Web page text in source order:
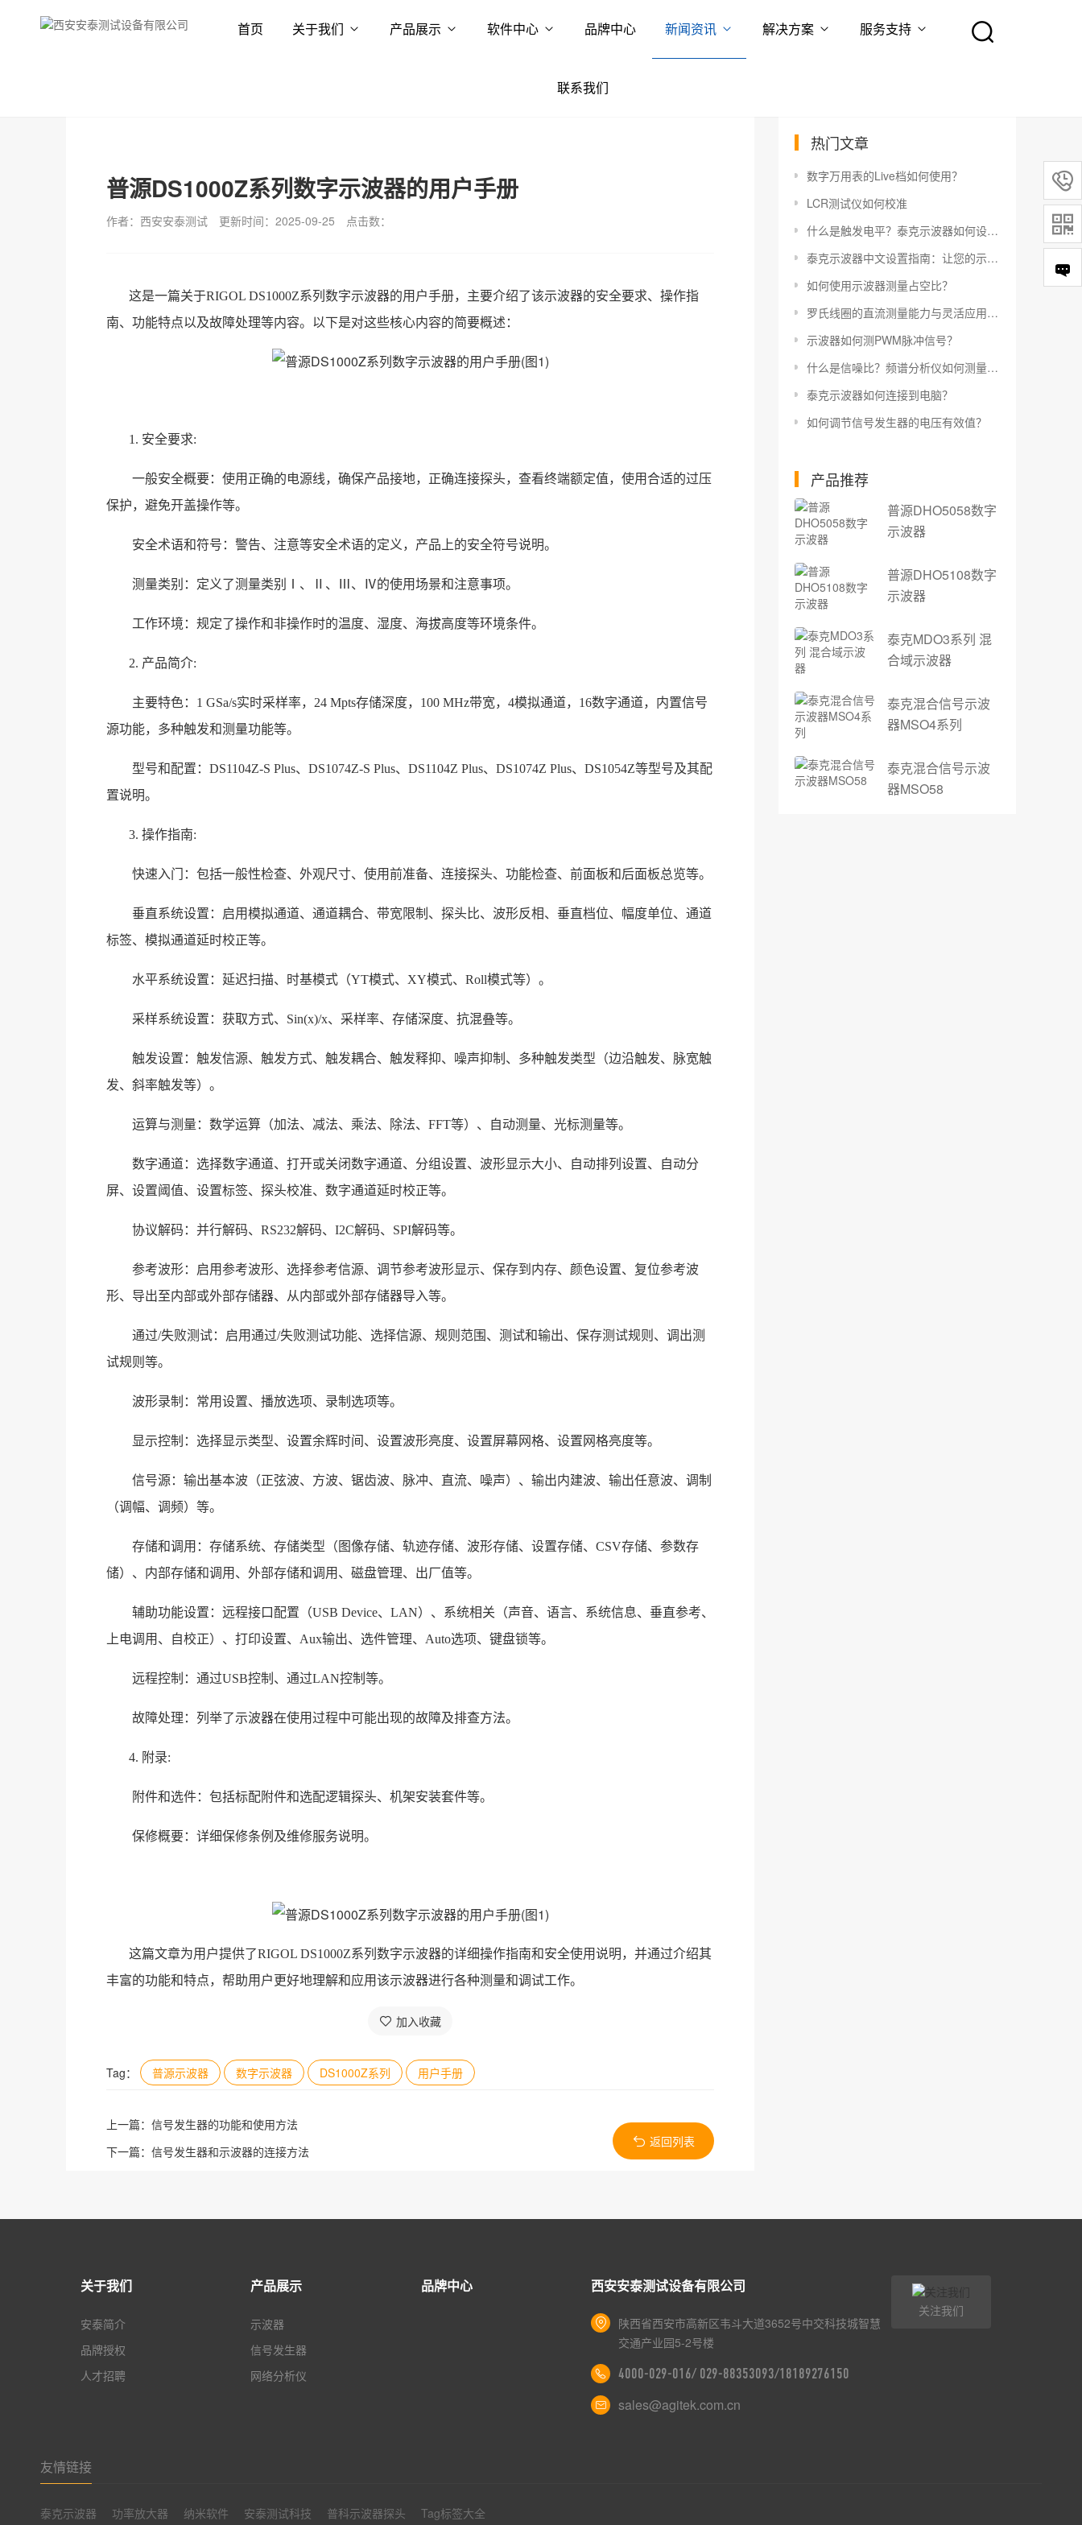
首页 关于我们 产品展示 软件中心 品牌中心 新闻资讯 解决方案 服务支持
联系我们
普源DS1000Z系列数字示波器的用户手册
作者：西安安泰测试 更新时间：2025-09-25 点击数：
这是一篇关于RIGOL DS1000Z系列数字示波器的用户手册，主要介绍了该示波器的安全要求、操作指
南、功能特点以及故障处理等内容。以下是对这些核心内容的简要概述：
1. 安全要求:
一般安全概要：使用正确的电源线，确保产品接地，正确连接探头，查看终端额定值，使用合适的过压
保护，避免开盖操作等。
安全术语和符号：警告、注意等安全术语的定义，产品上的安全符号说明。
测量类别：定义了测量类别Ⅰ、Ⅱ、Ⅲ、Ⅳ的使用场景和注意事项。
工作环境：规定了操作和非操作时的温度、湿度、海拔高度等环境条件。
2. 产品简介:
主要特色：1 GSa/s实时采样率，24 Mpts存储深度，100 MHz带宽，4模拟通道，16数字通道，内置信号
源功能，多种触发和测量功能等。
型号和配置：DS1104Z-S Plus、DS1074Z-S Plus、DS1104Z Plus、DS1074Z Plus、DS1054Z等型号及其配
置说明。
3. 操作指南:
快速入门：包括一般性检查、外观尺寸、使用前准备、连接探头、功能检查、前面板和后面板总览等。
垂直系统设置：启用模拟通道、通道耦合、带宽限制、探头比、波形反相、垂直档位、幅度单位、通道
标签、模拟通道延时校正等。
水平系统设置：延迟扫描、时基模式（YT模式、XY模式、Roll模式等）。
采样系统设置：获取方式、Sin(x)/x、采样率、存储深度、抗混叠等。
触发设置：触发信源、触发方式、触发耦合、触发释抑、噪声抑制、多种触发类型（边沿触发、脉宽触
发、斜率触发等）。
运算与测量：数学运算（加法、减法、乘法、除法、FFT等）、自动测量、光标测量等。
数字通道：选择数字通道、打开或关闭数字通道、分组设置、波形显示大小、自动排列设置、自动分
屏、设置阈值、设置标签、探头校准、数字通道延时校正等。
协议解码：并行解码、RS232解码、I2C解码、SPI解码等。
参考波形：启用参考波形、选择参考信源、调节参考波形显示、保存到内存、颜色设置、复位参考波
形、导出至内部或外部存储器、从内部或外部存储器导入等。
通过/失败测试：启用通过/失败测试功能、选择信源、规则范围、测试和输出、保存测试规则、调出测
试规则等。
波形录制：常用设置、播放选项、录制选项等。
显示控制：选择显示类型、设置余辉时间、设置波形亮度、设置屏幕网格、设置网格亮度等。
信号源：输出基本波（正弦波、方波、锯齿波、脉冲、直流、噪声）、输出内建波、输出任意波、调制
（调幅、调频）等。
存储和调用：存储系统、存储类型（图像存储、轨迹存储、波形存储、设置存储、CSV存储、参数存
储）、内部存储和调用、外部存储和调用、磁盘管理、出厂值等。
辅助功能设置：远程接口配置（USB Device、LAN）、系统相关（声音、语言、系统信息、垂直参考、
上电调用、自校正）、打印设置、Aux输出、选件管理、Auto选项、键盘锁等。
远程控制：通过USB控制、通过LAN控制等。
故障处理：列举了示波器在使用过程中可能出现的故障及排查方法。
4. 附录:
附件和选件：包括标配附件和选配逻辑探头、机架安装套件等。
保修概要：详细保修条例及维修服务说明。
这篇文章为用户提供了RIGOL DS1000Z系列数字示波器的详细操作指南和安全使用说明，并通过介绍其
丰富的功能和特点，帮助用户更好地理解和应用该示波器进行各种测量和调试工作。
加入收藏
Tag： 普源示波器 数字示波器 DS1000Z系列 用户手册
上一篇： 信号发生器的功能和使用方法
下一篇： 信号发生器和示波器的连接方法
返回列表
热门文章
数字万用表的Live档如何使用？
LCR测试仪如何校准
什么是触发电平？泰克示波器如何设置触发电平？
泰克示波器中文设置指南：让您的示波器更易于使用
如何使用示波器测量占空比？
罗氏线圈的直流测量能力与灵活应用指南
示波器如何测PWM脉冲信号？
什么是信噪比？频谱分析仪如何测量信噪比？
泰克示波器如何连接到电脑？
如何调节信号发生器的电压有效值？
产品推荐
普源DHO5058数字
示波器
普源DHO5108数字
示波器
泰克MDO3系列 混
合域示波器
泰克混合信号示波
器MSO4系列
泰克混合信号示波
器MSO58
关于我们
安泰简介
品牌授权
人才招聘
产品展示
示波器
信号发生器
网络分析仪
品牌中心 西安安泰测试设备有限公司
陕西省西安市高新区韦斗大道3652号中交科技城智慧
交通产业园5-2号楼
4000-029-016/ 029-88353093/18189276150
sales@agitek.com.cn
关注我们
友情链接
泰克示波器 功率放大器 纳米软件 安泰测试科技 普科示波器探头 Tag标签大全

